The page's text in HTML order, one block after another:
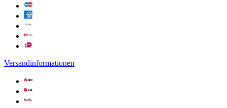
Versandinformationen